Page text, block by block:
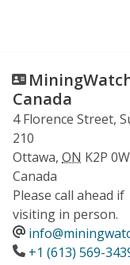
Canada
4 Florence Street,
210
Ottawa, ON K2P
Canada
Please call ahead if
visiting in person.
Phone
+1 (613) 569-